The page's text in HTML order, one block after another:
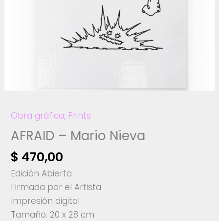
Obra gráfica, Prints
AFRAID – Mario Nieva
$ 470,00
Edición Abierta
Firmada por el Artista
Impresión digital
Tamaño. 20 x 28 cm